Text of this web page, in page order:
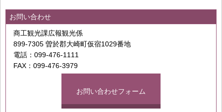
お問い合わせ
商工観光課広報観光係
899-7305 曽於郡大崎町仮宿1029番地
電話：099-476-1111
FAX：099-476-3979
お問い合わせフォーム